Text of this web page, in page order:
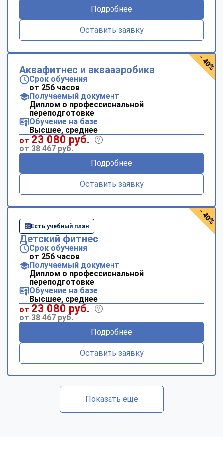
Подробнее
Оставить заявку
Аквафитнес и аквааэробика
Срок обучения
от 256 часов
Получаемый документ
Диплом о профессиональной
переподготовке
Обучение на базе
Высшее, среднее
от 23 080 руб.
от 38 467 руб.
Подробнее
Оставить заявку
- 40%
Есть учебный план
Детский фитнес
Срок обучения
от 256 часов
Получаемый документ
Диплом о профессиональной
переподготовке
Обучение на базе
Высшее, среднее
от 23 080 руб.
от 38 467 руб.
Подробнее
Оставить заявку
- 40%
Показать еще